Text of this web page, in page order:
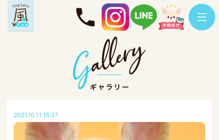
2021.10.11 15:37